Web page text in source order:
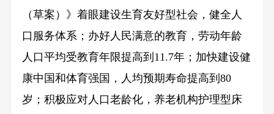
（草案）》着眼建设生育友好型社会，健全人
口服务体系；办好人民满意的教育，劳动年龄
人口平均受教育年限提高到11.7年；加快建设健
康中国和体育强国，人均预期寿命提高到80
岁；积极应对人口老龄化，养老机构护理型床